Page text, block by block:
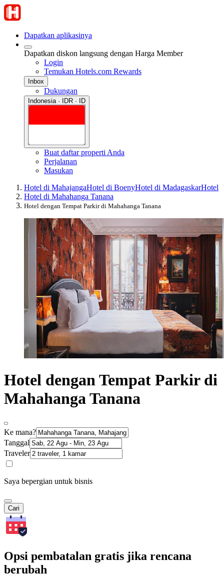
Dapatkan aplikasinya
Dapatkan diskon langsung dengan Harga Member
Login
Temukan Hotels.com Rewards
Inbox
Dukungan
Indonesia · IDR · ID
Buat daftar properti Anda
Perjalanan
Masukan
Hotel di MahajangaHotel di BoenyHotel di MadagaskarHotel
Hotel di Mahahanga Tanana
Hotel dengan Tempat Parkir di Mahahanga Tanana
Hotel dengan Tempat Parkir di
Mahahanga Tanana
Ke mana?
Tanggal
Traveler
Saya bepergian untuk bisnis
Cari
Opsi pembatalan gratis jika rencana
berubah